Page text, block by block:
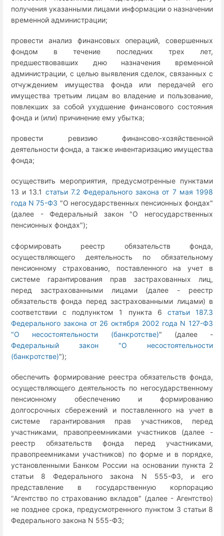
получения указанными лицами информации о назначении
временной администрации;
провести анализ финансовых операций, совершенных
фондом в течение последних трех лет,
предшествовавших дню назначения временной
администрации, с целью выявления сделок, связанных с
отчуждением имущества фонда или передачей его
имущества третьим лицам во владение и пользование,
повлекших за собой ухудшение финансового состояния
фонда и (или) причинение ему убытка;
провести ревизию финансово-хозяйственной
деятельности фонда, а также инвентаризацию имущества
фонда;
осуществить мероприятия, предусмотренные пунктами
13 и 13.1 статьи 7.2 Федерального закона от 7 мая 1998
года N 75-ФЗ "О негосударственных пенсионных фондах"
(далее - Федеральный закон "О негосударственных
пенсионных фондах");
сформировать реестр обязательств фонда,
осуществляющего деятельность по обязательному
пенсионному страхованию, поставленного на учет в
системе гарантирования прав застрахованных лиц,
перед застрахованными лицами (далее - реестр
обязательств фонда перед застрахованными лицами) в
соответствии с подпунктом 1 пункта 6 статьи 187.3
Федерального закона от 26 октября 2002 года N 127-ФЗ
"О несостоятельности (банкротстве)" (далее -
Федеральный закон "О несостоятельности
(банкротстве)");
обеспечить формирование реестра обязательств фонда,
осуществляющего деятельность по негосударственному
пенсионному обеспечению и формированию
долгосрочных сбережений и поставленного на учет в
системе гарантирования прав участников, перед
участниками, правопреемниками участников (далее -
реестр обязательств фонда перед участниками,
правопреемниками участников) по форме и в порядке,
установленными Банком России на основании пункта 2
статьи 8 Федерального закона N 555-ФЗ, и его
представление в государственную корпорацию
"Агентство по страхованию вкладов" (далее - Агентство)
не позднее срока, предусмотренного пунктом 3 статьи 8
Федерального закона N 555-ФЗ;